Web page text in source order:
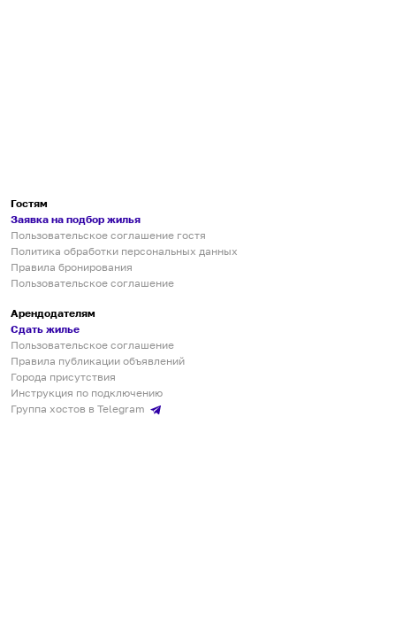
Гостям
Заявка на подбор жилья
Пользовательское соглашение гостя
Политика обработки персональных данных
Правила бронирования
Пользовательское соглашение
Арендодателям
Сдать жилье
Пользовательское соглашение
Правила публикации объявлений
Города присутствия
Инструкция по подключению
Группа хостов в Telegram